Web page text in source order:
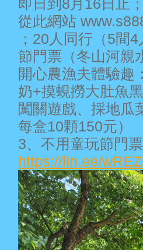
從此網站
；20人同行（5間
節門票（冬山河親
開心農漁夫體驗趣
奶+摸蜆撈大肚魚
闖關遊戲、採地瓜
每盒10顆150元）
3、不用童玩節門
https://lin.ee/